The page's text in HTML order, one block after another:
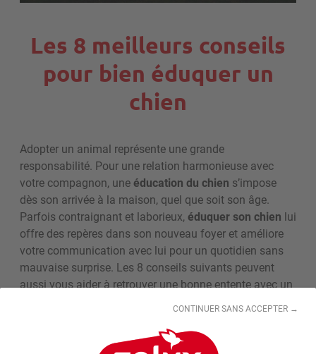
CONTINUER SANS ACCEPTER →
Les 8 meilleurs conseils
pour bien éduquer un
chien
Adopter un animal représente une grande
responsabilité. Pour une relation harmonieuse avec
votre compagnon, uneéducation du chien s’impose
dès son arrivée à la maison, quel que soit son âge.
Parfois contraignant et laborieux, éduquer son chien lui
offre des repères dans son nouveau foyer et améliore
votre communication avec lui pour un quotidien sans
mauvaise surprise. Les 8 conseils suivants peuvent
aussi vous aider à retrouver une bonne entente avec un